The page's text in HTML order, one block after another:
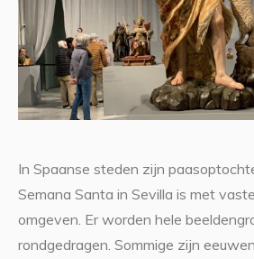
In Spaanse steden zijn
Semana Santa in Sevilla is met
omgeven. Er worden hele
rondgedragen. Sommige zijn